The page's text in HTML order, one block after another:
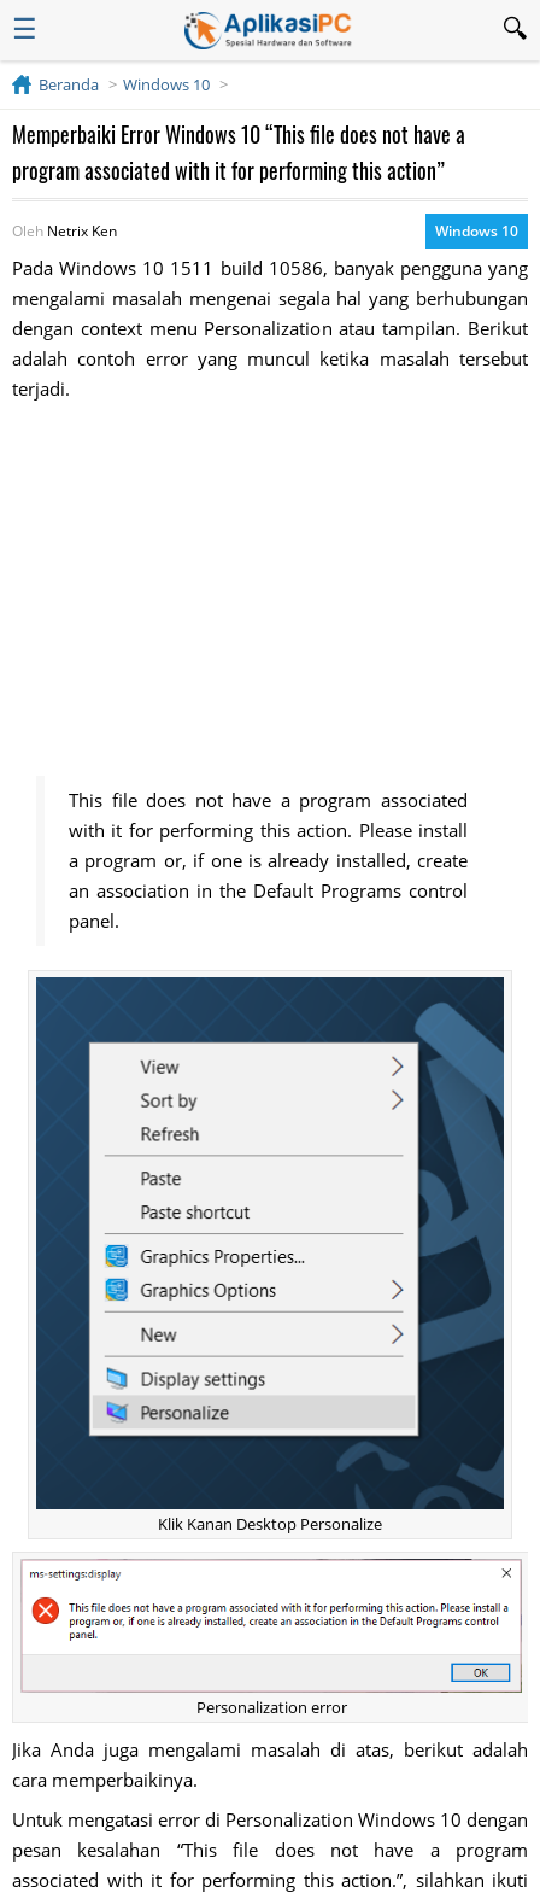
☰
Beranda Windows 10
Memperbaiki Error Windows 10 “This file does not have a
program associated with it for performing this action”
Oleh Netrix Ken Windows 10
Pada Windows 10 1511 build 10586, banyak pengguna yang
mengalami masalah mengenai segala hal yang berhubungan
dengan context menu Personalization atau tampilan. Berikut
adalah contoh error yang muncul ketika masalah tersebut
terjadi.
This file does not have a program associated
with it for performing this action. Please install
a program or, if one is already installed, create
an association in the Default Programs control
panel.
Klik Kanan Desktop Personalize
Personalization error
Jika Anda juga mengalami masalah di atas, berikut adalah
cara memperbaikinya.
Untuk mengatasi error di Personalization Windows 10 dengan
pesan kesalahan “This file does not have a program
associated with it for performing this action.”, silahkan ikuti